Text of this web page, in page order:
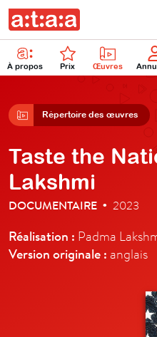
À propos Prix Œuvres
Répertoire des œuvres
Taste the
Lakshmi
DOCUMENTAIRE • 2023
Réalisation : Padma
Version originale : anglais